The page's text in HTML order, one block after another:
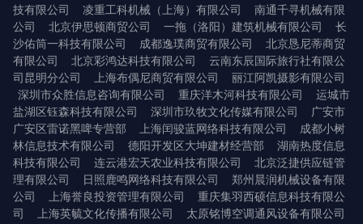
技有限公司
凌重工科机械（上海）有限公司
南通千寻机械有限
公司
北京伊思顿商贸公司 一拖（洛阳）建筑机械有限公司
长
沙佑筒一科技有限公司
成都逸璞商贸有限公司
北京恳尼蒂商贸
有限公司
北京彩鸿达科技有限公司
云南东辰国际旅行社有限公
司昆明分公司
上海布偶尼商贸有限公司
丽江阿凯摄影有限公司
深圳市众胜信息咨询有限公司
重庆洋木河科技有限公司
运城市
盐湖区钰森科技有限公司
深圳市玖牧文化传媒有限公司
广安市
广安区雷诺黑啤专营部
上海闰骏蓝网络科技有限公司
成都小树
林信息技术有限公司
德阳开发区大坤建材经营部
湖南热度信息
科技有限公司
连云港宏天农业科技有限公司
北京泛捷供应链管
理有限公司
日照鹿鸣网络科技有限公司
郑州晨润机械设备有限
公司
上海誉良投资管理有限公司
重庆集羽西硕信息科技有限公
司
上海英毓文化传播有限公司 太原铭博空调通风设备有限公司